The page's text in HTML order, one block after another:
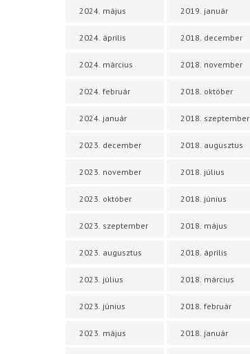
2024. május
2024. április
2024. március
2024. február
2024. január
2023. december
2023. november
2023. október
2023. szeptember
2023. augusztus
2023. július
2023. június
2023. május
2019. január
2018. december
2018. november
2018. október
2018. szeptember
2018. augusztus
2018. július
2018. június
2018. május
2018. április
2018. március
2018. február
2018. január